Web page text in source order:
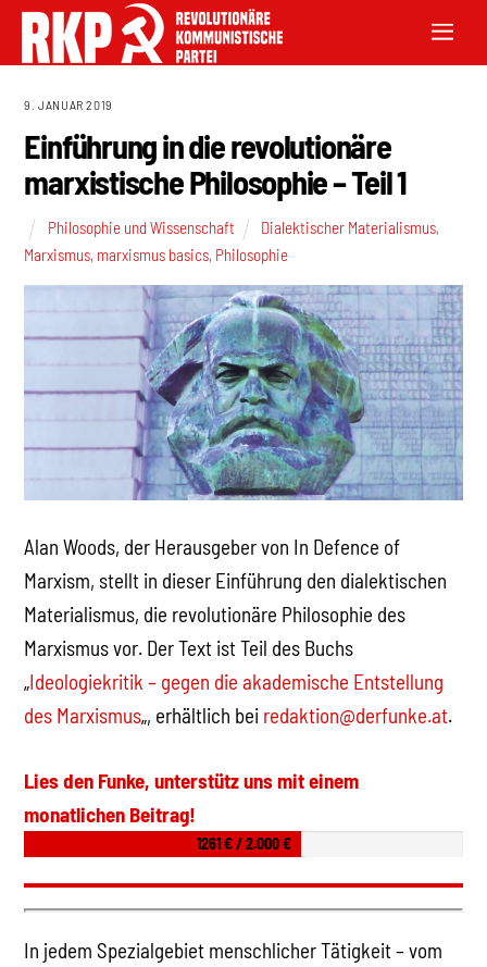
9. JANUAR 2019
Einführung in die revolutionäre
marxistische Philosophie – Teil 1
Philosophie und Wissenschaft Dialektischer Materialismus,
Marxismus, marxismus basics, Philosophie
Alan Woods, der Herausgeber von In Defence of
Marxism, stellt in dieser Einführung den dialektischen
Materialismus, die revolutionäre Philosophie des
Marxismus vor. Der Text ist Teil des Buchs
„Ideologiekritik – gegen die akademische Entstellung
des Marxismus„, erhältlich bei redaktion@derfunke.at.
Lies den Funke, unterstütz uns mit einem
monatlichen Beitrag!
1261 € / 2.000 €
In jedem Spezialgebiet menschlicher Tätigkeit – vom